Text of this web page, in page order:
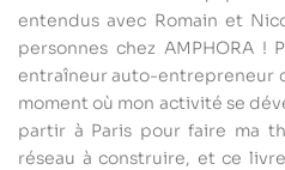
entendus avec Romain et
personnes chez AMPHORA !
entraîneur auto-entrepreneur
moment où mon activité se
partir à Paris pour faire ma
réseau à construire, et ce